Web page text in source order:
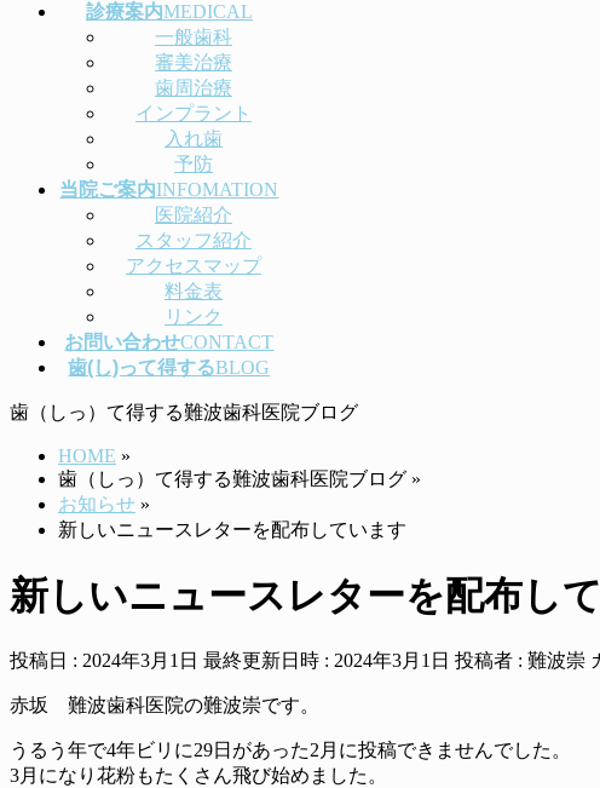
診療案内MEDICAL
一般歯科
審美治療
歯周治療
インプラント
入れ歯
予防
当院ご案内INFOMATION
医院紹介
スタッフ紹介
アクセスマップ
料金表
リンク
お問い合わせCONTACT
歯(し)って得するBLOG
歯（しっ）て得する難波歯科医院ブログ
HOME »
歯（しっ）て得する難波歯科医院ブログ »
お知らせ »
新しいニュースレターを配布しています
新しいニュースレターを配布し
投稿日 : 2024年3月1日 最終更新日時 : 2024年3月1日 投稿者 : 難波崇
赤坂 難波歯科医院の難波崇です。
うるう年で4年ビリに29日があった2月に投稿できませんでした。
3月になり花粉もたくさん飛び始めました。